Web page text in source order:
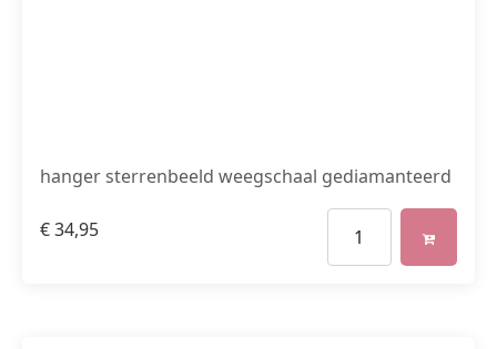
hanger sterrenbeeld weegschaal gediamanteerd
€34,95